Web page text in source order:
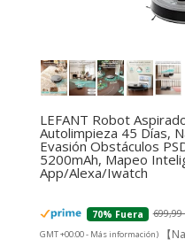
LEFANT Robot
Autolimpieza 45 Días,
Evasión Obstáculos
5200mAh, Mapeo
App/Alexa/Iwatch
70% Fuera 699,99
GMT +00:00 - Más información)
【